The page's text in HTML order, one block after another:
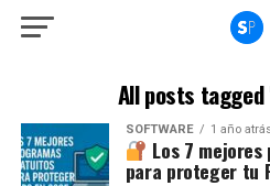
All posts
SOFTWARE 1 año
Los 7
para proteger tu